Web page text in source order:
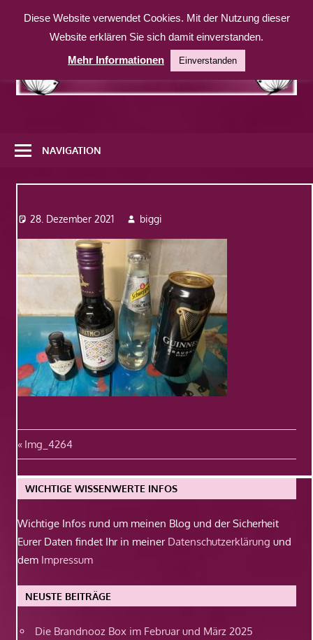
Inhalt
weitere
Website
NAVIGATION
28. Dezember 2021 biggi
Beitragsnavigation
Vorheriger
Beitrag:
Img_4264
WICHTIGE WISSENWERTE INFOS
Wichtige Infos rund um meinen Blog und der Sicherheit
Eurer Daten findet Ihr in meiner Datenschutzerklärung und
dem Impressum
NEUSTE BEITRÄGE
Die Brandnooz Box im Februar und März 2025
Diese Website verwendet Cookies. Mit der Nutzung dieser
Website erklären Sie sich damit einverstanden.
Mehr Informationen
Einverstanden